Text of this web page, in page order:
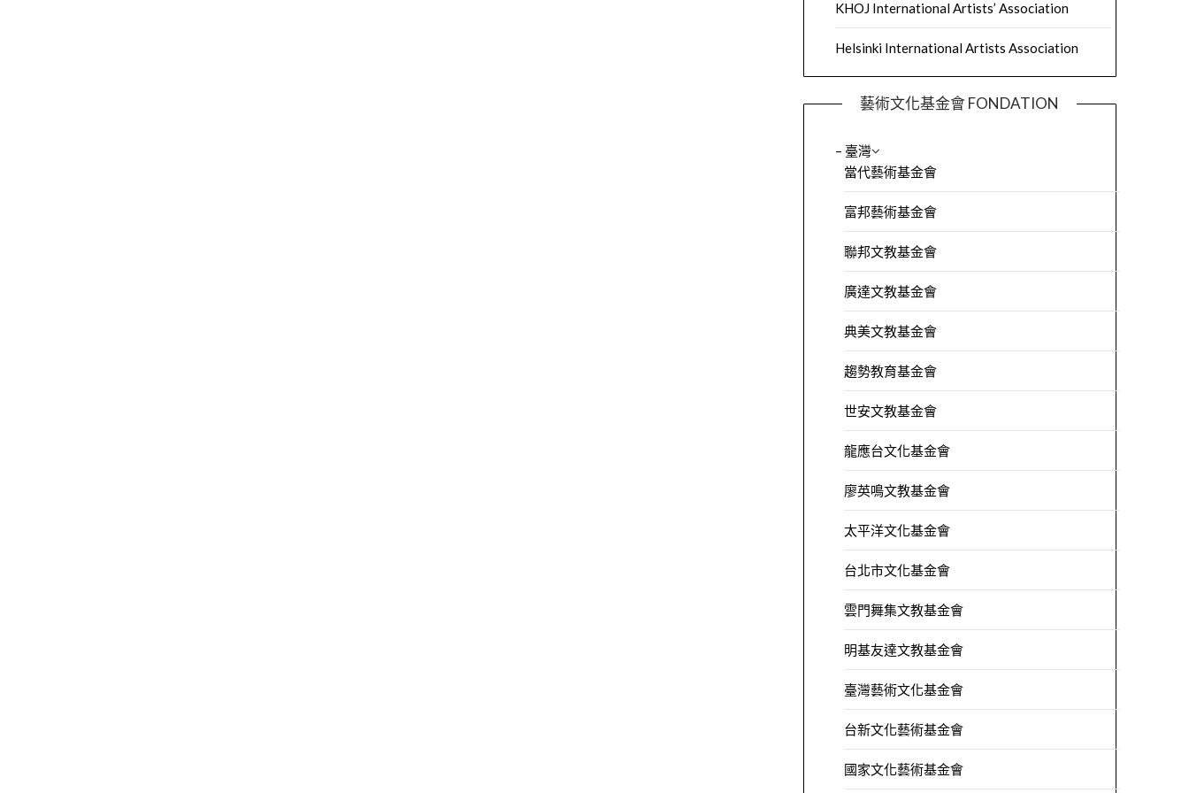
KHOJ International Artists’ Association
Helsinki International Artists Association
藝術文化基金會 FONDATION
– 臺灣
當代藝術基金會
富邦藝術基金會
聯邦文教基金會
廣達文教基金會
典美文教基金會
趨勢教育基金會
世安文教基金會
龍應台文化基金會
廖英鳴文教基金會
太平洋文化基金會
台北市文化基金會
雲門舞集文教基金會
明基友達文教基金會
臺灣藝術文化基金會
台新文化藝術基金會
國家文化藝術基金會